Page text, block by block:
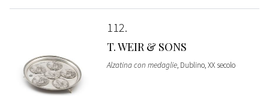
112
T. WEIR & SONS
Alzatina con medaglie, Dublino, XX secolo